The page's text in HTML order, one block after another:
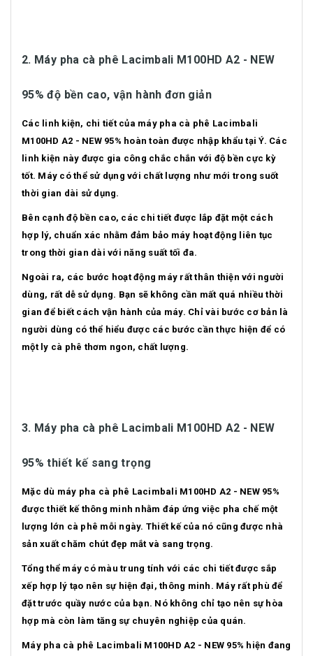
2. Máy pha cà phê Lacimbali M100HD A2 - NEW
95% độ bền cao, vận hành đơn giản
Các linh kiện, chi tiết của máy pha cà phê Lacimbali
M100HD A2 - NEW 95% hoàn toàn được nhập khẩu tại Ý. Các
linh kiện này được gia công chắc chắn với độ bền cực kỳ
tốt. Máy có thể sử dụng với chất lượng như mới trong suốt
thời gian dài sử dụng.
Bên cạnh độ bền cao, các chi tiết được lắp đặt một cách
hợp lý, chuẩn xác nhằm đảm bảo máy hoạt động liên tục
trong thời gian dài với năng suất tối đa.
Ngoài ra, các bước hoạt động máy rất thân thiện với người
dùng, rất dễ sử dụng. Bạn sẽ không cần mất quá nhiều thời
gian để biết cách vận hành của máy. Chỉ vài bước cơ bản là
người dùng có thể hiểu được các bước cần thực hiện để có
một ly cà phê thơm ngon, chất lượng.
3. Máy pha cà phê Lacimbali M100HD A2 - NEW
95% thiết kế sang trọng
Mặc dù máy pha cà phê Lacimbali M100HD A2 - NEW 95%
được thiết kế thông minh nhằm đáp ứng việc pha chế một
lượng lớn cà phê mỗi ngày. Thiết kế của nó cũng được nhà
sản xuất chăm chút đẹp mắt và sang trọng.
Tổng thể máy có màu trung tính với các chi tiết được sắp
xếp hợp lý tạo nên sự hiện đại, thông minh. Máy rất phù để
đặt trước quầy nước của bạn. Nó không chỉ tạo nên sự hòa
hợp mà còn làm tăng sự chuyên nghiệp của quán.
Máy pha cà phê Lacimbali M100HD A2 - NEW 95% hiện đang